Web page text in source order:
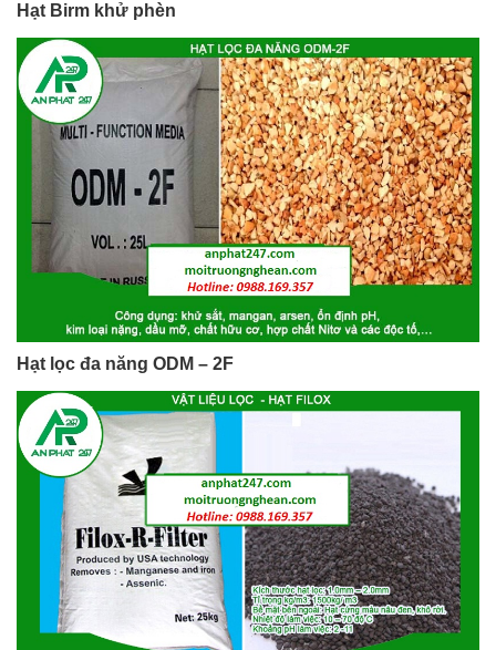
Hạt Birm khử phèn
Hạt lọc đa năng ODM – 2F